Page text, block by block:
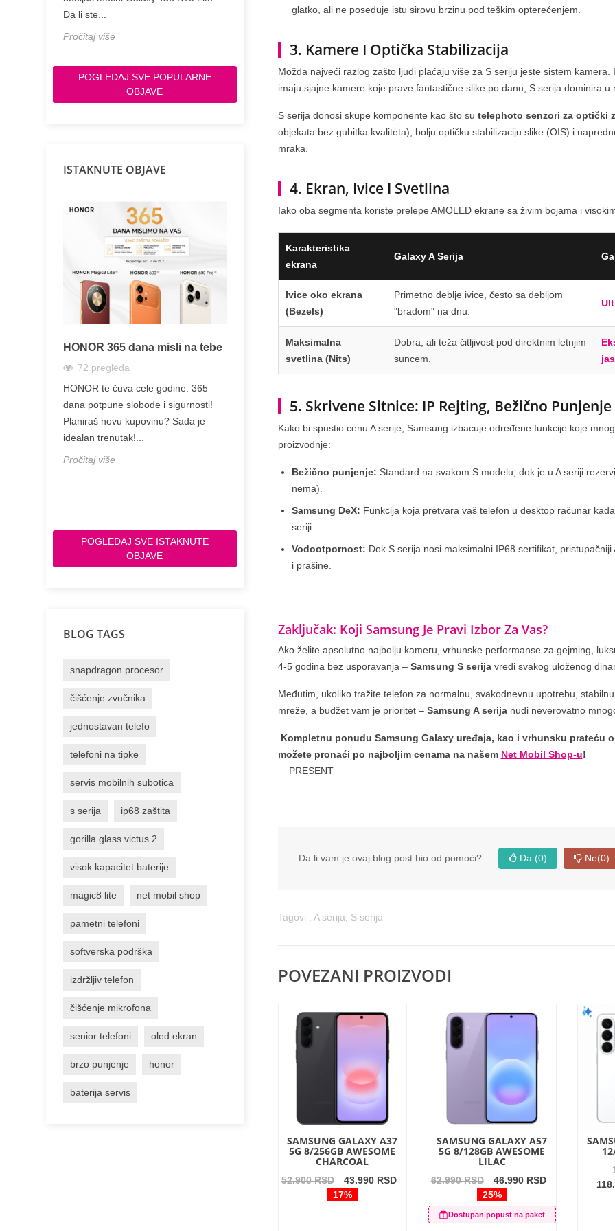
Da li ste...
Pročitaj više
Pročitaj više Pročitaj više
POGLEDAJ SVE POPULARNE
OBJAVE
ISTAKNUTE OBJAVE
HONOR 365 dana misli na tebe
72 pregleda
HONOR te čuva cele godine: 365
dana potpune slobode i sigurnosti!
Planiraš novu kupovinu? Sada je
idealan trenutak!...
Pročitaj više
Zašto je Samsung A Serija
Jeftinija od S Serije?
Zašto je Samsung Galaxy A Serija
Razlike na Jednom Mestu
Razmišljate o kupovini...
Pročitaj više
Nova Honor 600 serija telefona
Stigla je nova HONOR 600 serija:
Doživi premijum AI performanse uz
čak TRI fantastična poklona koja
Pročitaj više
POGLEDAJ SVE ISTAKNUTE
OBJAVE
BLOG TAGS
snapdragon procesor
čišćenje zvučnika
jednostavan telefo
telefoni na tipke
servis mobilnih subotica
s serija ip68 zaštita
gorilla glass victus 2
visok kapacitet baterije
magic8 lite net mobil shop
pametni telefoni
softverska podrška
izdržljiv telefon
čišćenje mikrofona
senior telefoni oled ekran
brzo punjenje honor
baterija servis
glatko, ali ne poseduje istu sirovu brzinu pod teškim opterećenjem.
3. Kamere I Optička Stabilizacija
Možda najveći razlog zašto ljudi plaćaju više za S seriju jeste sistem
imaju sjajne kamere koje prave fantastične slike po danu, S serija dominira
S serija donosi skupe komponente kao što su telephoto senzori za optički
objekata bez gubitka kvaliteta), bolju optičku stabilizaciju slike (OIS) i
mraka.
4. Ekran, Ivice I Svetlina
Iako oba segmenta koriste prelepe AMOLED ekrane sa živim bojama i
Karakteristika
ekrana
Galaxy A Serija
Ivice oko ekrana
(Bezels)
Primetno deblje ivice, često sa debljom
"bradom" na dnu.
Maksimalna
svetlina (Nits)
Dobra, ali teža čitljivost pod direktnim letnjim
suncem.
5. Skrivene Sitnice: IP Rejting, Bežično Punjenje
Kako bi spustio cenu A serije, Samsung izbacuje određene funkcije koje
proizvodnje:
Bežično punjenje: Standard na svakom S modelu, dok je u A seriji
nema).
Samsung DeX: Funkcija koja pretvara vaš telefon u desktop računar
seriji.
Vodootpornost: Dok S serija nosi maksimalni IP68 sertifikat,
i prašine.
Zaključak: Koji Samsung Je Pravi Izbor Za Vas?
Ako želite apsolutno najbolju kameru, vrhunske performanse za gejming,
4-5 godina bez usporavanja – Samsung S serijavredi svakog uloženog
Međutim, ukoliko tražite telefon za normalnu, svakodnevnu upotrebu,
mreže, a budžet vam je prioritet – Samsung A serijanudi neverovatno
Kompletnu ponudu Samsung Galaxy uređaja, kao i vrhunsku prateću
možete pronaći po najboljim cenama na našem Net Mobil Shop-u!
__PRESENT
Da li vam je ovaj blog post bio od pomoći? Da (0) Ne(0)
Tagovi : A serija, S serija
POVEZANI PROIZVODI
SAMSUNG GALAXY A37
5G 8/256GB AWESOME
CHARCOAL
52.900 RSD
43.990 RSD
17%
SAMSUNG GALAXY A57
5G 8/128GB AWESOME
LILAC
62.990 RSD
46.990 RSD
25%
Dostupan popust na paket